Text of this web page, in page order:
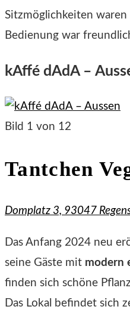
Sitzmöglichkeiten
Bedienung war
kAffé dAdA –
Bild 1 von 12
Tantchen
Domplatz 3, 93047
Das Anfang 2024 neu
seine Gäste mit modern
finden sich schöne
Das Lokal befindet sich